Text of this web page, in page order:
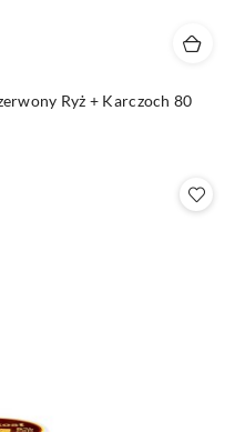
Ryż + Karczoch 80